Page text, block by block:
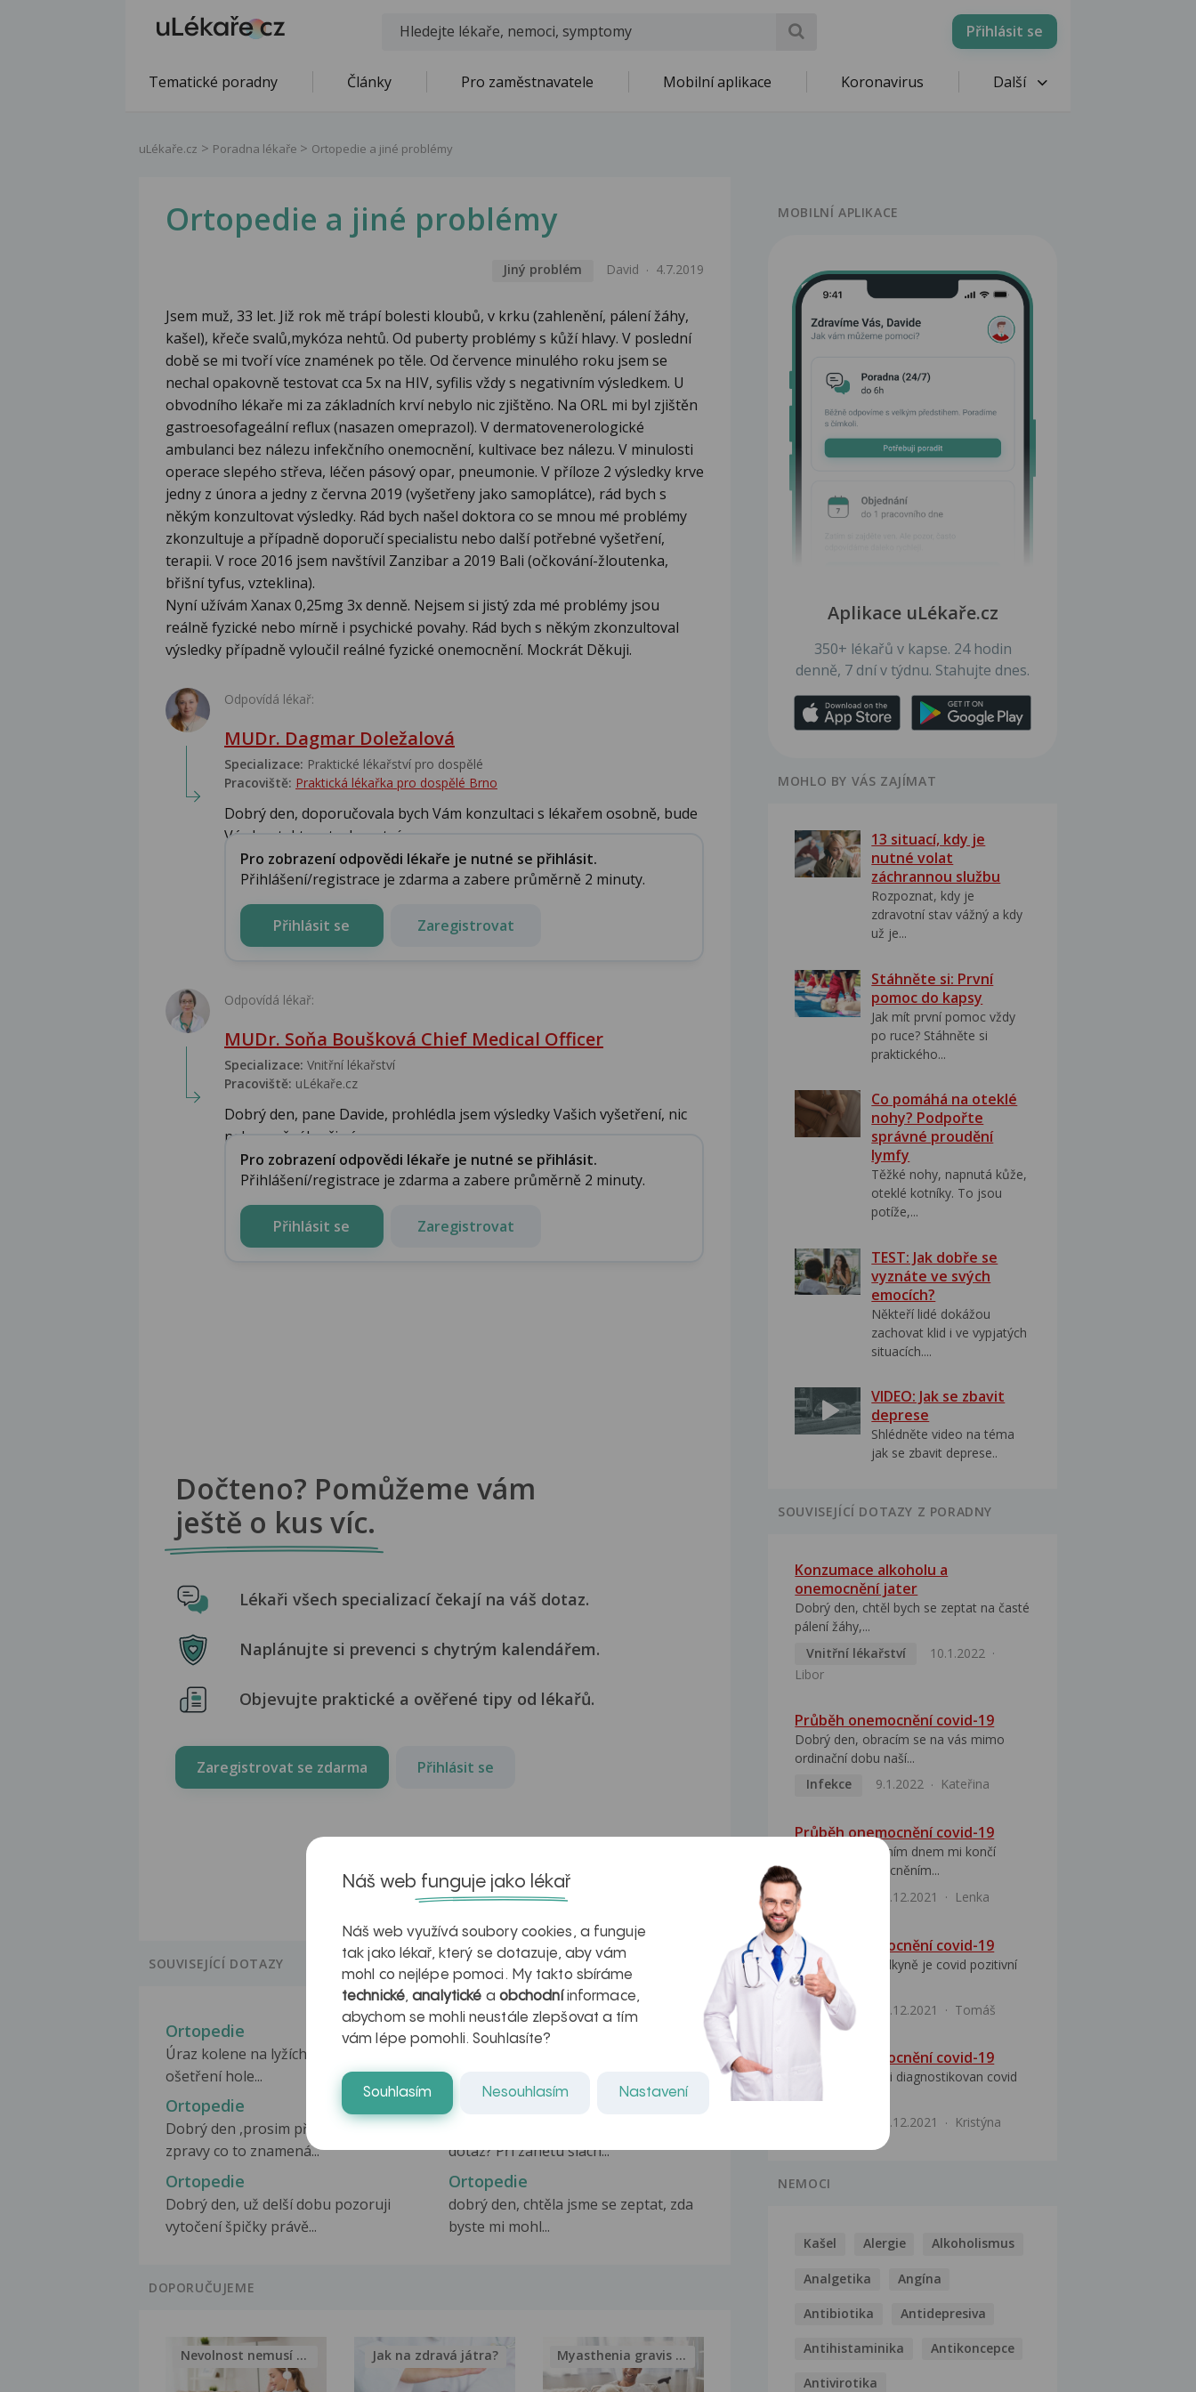
Přihlásit se
Tematické poradny Články Pro zaměstnavatele Mobilní aplikace Koronavirus Další
uLékaře.cz Poradna lékaře Ortopedie a jiné problémy
Ortopedie a jiné problémy
Jiný problém David 4.7.2019
Jsem muž, 33 let. Již rok mě trápí bolesti kloubů, v krku (zahlenění, pálení žáhy,
kašel), křeče svalů,mykóza nehtů. Od puberty problémy s kůží hlavy. V poslední
době se mi tvoří více znamének po těle. Od července minulého roku jsem se
nechal opakovně testovat cca 5x na HIV, syfilis vždy s negativním výsledkem. U
obvodního lékaře mi za základních krví nebylo nic zjištěno. Na ORL mi byl zjištěn
gastroesofageální reflux (nasazen omeprazol). V dermatovenerologické
ambulanci bez nálezu infekčního onemocnění, kultivace bez nálezu. V minulosti
operace slepého střeva, léčen pásový opar, pneumonie. V příloze 2 výsledky krve
jedny z února a jedny z června 2019 (vyšetřeny jako samoplátce), rád bych s
někým konzultovat výsledky. Rád bych našel doktora co se mnou mé problémy
zkonzultuje a případně doporučí specialistu nebo další potřebné vyšetření,
terapii. V roce 2016 jsem navštívil Zanzibar a 2019 Bali (očkování-žloutenka,
břišní tyfus, vzteklina).
Nyní užívám Xanax 0,25mg 3x denně. Nejsem si jistý zda mé problémy jsou
reálně fyzické nebo mírně i psychické povahy. Rád bych s někým zkonzultoval
výsledky případně vyloučil reálné fyzické onemocnění. Mockrát Děkuji.
Odpovídá lékař:
MUDr. Dagmar Doležalová
Specializace: Praktické lékařství pro dospělé
Pracoviště: Praktická lékařka pro dospělé Brno
Dobrý den, doporučovala bych Vám konzultaci s lékařem osobně, bude
Vás kontaktovat zdravotní...
Pro zobrazení odpovědi lékaře je nutné se přihlásit.
Přihlášení/registrace je zdarma a zabere průměrně 2 minuty.
Přihlásit se Zaregistrovat
Odpovídá lékař:
MUDr. Soňa Boušková Chief Medical Officer
Specializace: Vnitřní lékařství
Pracoviště: uLékaře.cz
Dobrý den, pane Davide, prohlédla jsem výsledky Vašich vyšetření, nic
nebezpečného či záv...
Pro zobrazení odpovědi lékaře je nutné se přihlásit.
Přihlášení/registrace je zdarma a zabere průměrně 2 minuty.
Přihlásit se Zaregistrovat
Dočteno? Pomůžeme vám
ještě o kus víc.
Lékaři všech specializací čekají na váš dotaz.
Naplánujte si prevenci s chytrým kalendářem.
Objevujte praktické a ověřené tipy od lékařů.
Zaregistrovat se zdarma Přihlásit se
SOUVISEJÍCÍ DOTAZY
Ortopedie
Úraz kolene na lyžích, v nemocnici po
ošetření hole...
Ortopedie
35.týdnu a je jí...
Ortopedie
Dobrý den ,prosim přeložení lekarske
zpravy co to znamená...
Chirurgie nebo ortopedie?
dotaz? Při zánětu šlach...
Ortopedie
Dobrý den, už delší dobu pozoruji
vytočení špičky právě...
Ortopedie
dobrý den, chtěla jsme se zeptat, zda
byste mi mohl...
DOPORUČUJEME
Nevolnost nemusí být nutnou... Jak na zdravá játra? Myasthenia gravis – vše, co...
MOBILNÍ APLIKACE
Aplikace uLékaře.cz
350+ lékařů v kapse. 24 hodin
denně, 7 dní v týdnu. Stahujte dnes.
MOHLO BY VÁS ZAJÍMAT
13 situací, kdy je
nutné volat
záchrannou službu
Rozpoznat, kdy je
zdravotní stav vážný a kdy
už je...
Stáhněte si: První
pomoc do kapsy
Jak mít první pomoc vždy
po ruce? Stáhněte si
praktického...
Co pomáhá na oteklé
nohy? Podpořte
správné proudění
lymfy
Těžké nohy, napnutá kůže,
oteklé kotníky. To jsou
potíže,...
TEST: Jak dobře se
vyznáte ve svých
emocích?
Někteří lidé dokážou
zachovat klid i ve vypjatých
situacích....
VIDEO: Jak se zbavit
deprese
Shlédněte video na téma
jak se zbavit deprese..
SOUVISEJÍCÍ DOTAZY Z PORADNY
Konzumace alkoholu a
onemocnění jater
Dobrý den, chtěl bych se zeptat na časté
pálení žáhy,...
Vnitřní lékařství
10.1.2022
Libor
Průběh onemocnění covid-19
Dobrý den, obracím se na vás mimo
ordinační dobu naší...
Infekce
9.1.2022 Kateřina
Průběh onemocnění covid-19
Dobrý den,dnešním dnem mi končí
izolace s onemocněním...
17.12.2021 Lenka
Průběh onemocnění covid-19
Dobrý den, přítelkyně je covid pozitivní
já byl na...
Infekce
15.12.2021 Tomáš
Průběh onemocnění covid-19
Dobrý den byl mi diagnostikovan covid
12.12.2021 Kristýna
NEMOCI
Kašel Alergie Alkoholismus
Analgetika Angína
Antibiotika Antidepresiva
Antihistaminika Antikoncepce
Antivirotika
Náš web funguje jako lékař
Náš web využívá soubory cookies, a funguje
tak jako lékař, který se dotazuje, aby vám
mohl co nejlépe pomoci. My takto sbíráme
technické,analytické a obchodníinformace,
abychom se mohli neustále zlepšovat a tím
vám lépe pomohli. Souhlasíte?
Souhlasím Nesouhlasím Nastavení